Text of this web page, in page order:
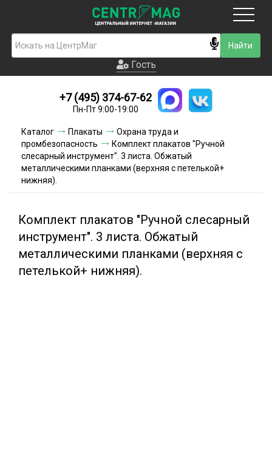
Гость
Новинки
Условия доставки
Условия оплаты
Гость
+7 (495) 374-67-62
Пн-Пт 9:00-19:00
Каталог Плакаты
Охрана труда и
промбезопасность
Комплект плакатов "Ручной
слесарный инструмент". 3 листа. Обжатый
металлическими планками (верхняя с петелькой+
нижняя).
Комплект плакатов "Ручной слесарный
инструмент". 3 листа. Обжатый
металлическими планками (верхняя с
петелькой+ нижняя).